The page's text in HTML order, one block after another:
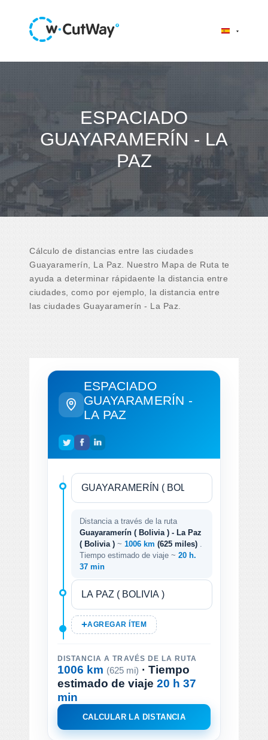
ESPACIADO
GUAYARAMERÍN - LA
PAZ
Cálculo de distancias entre las ciudades
Guayaramerín, La Paz. Nuestro Mapa de Ruta te
ayuda a determinar rápidaente la distancia entre
ciudades, como por ejemplo, la distancia entre
las ciudades Guayaramerín - La Paz.
ESPACIADO
GUAYARAMERÍN -
LA PAZ
Distancia a través de la ruta
Guayaramerín ( Bolivia ) - La Paz
( Bolivia ) ~ 1006 km (625 miles)
Tiempo estimado de viaje ~ 20 h.
37 min
AGREGAR ÍTEM
DISTANCIA A TRAVÉS DE LA RUTA
1006 km (625 mi) · Tiempo
estimado de viaje 20 h 37
min
CALCULAR LA DISTANCIA